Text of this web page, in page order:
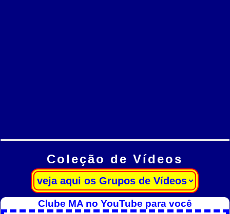
Coleção de Vídeos
Clube MA no YouTube para você